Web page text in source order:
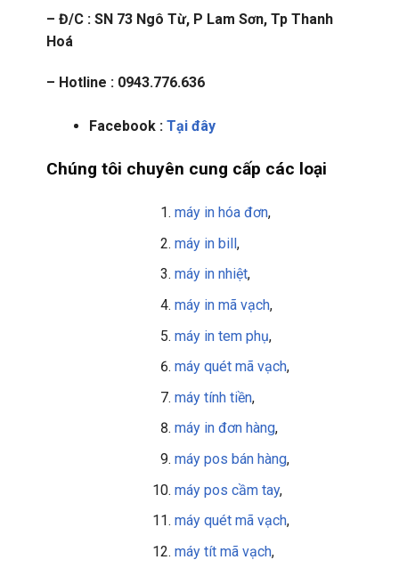
– Đ/C : SN 73 Ngô Từ, P Lam Sơn, Tp Thanh
Hoá
– Hotline : 0943.776.636
Facebook : Tại đây
Chúng tôi chuyên cung cấp các loại
máy in hóa đơn,
máy in bill,
máy in nhiệt,
máy in mã vạch,
máy in tem phụ,
máy quét mã vạch,
máy tính tiền,
máy in đơn hàng,
máy pos bán hàng,
máy pos cầm tay,
máy quét mã vạch,
máy tít mã vạch,